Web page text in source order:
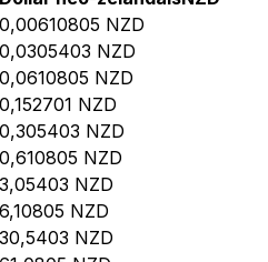
0,00610805 NZD
0,0305403 NZD
0,0610805 NZD
0,152701 NZD
0,305403 NZD
0,610805 NZD
3,05403 NZD
6,10805 NZD
30,5403 NZD